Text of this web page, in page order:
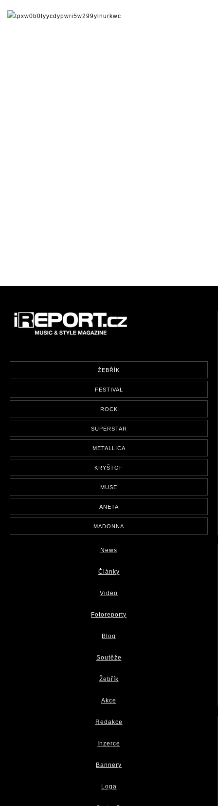
ŽEBŘÍK
FESTIVAL
ROCK
SUPERSTAR
METALLICA
KRYŠTOF
MUSE
ANETA
MADONNA
News
Články
Video
Fotoreporty
Blog
Soutěže
Žebřík
Akce
Redakce
Inzerce
Bannery
Loga